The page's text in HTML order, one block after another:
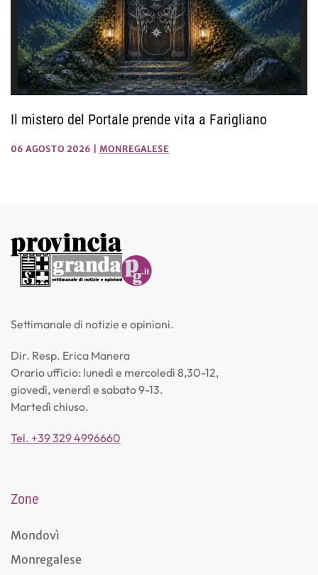
Il mistero del Portale prende vita a Farigliano
06 AGOSTO 2026 MONREGALESE
Settimanale di notizie e opinioni.
Dir. Resp. Erica Manera
Orario ufficio: lunedì e mercoledì 8,30-12,
giovedì, venerdì e sabato 9-13.
Martedì chiuso.
Tel. +39 329 4996660
Zone
Mondovì
Monregalese